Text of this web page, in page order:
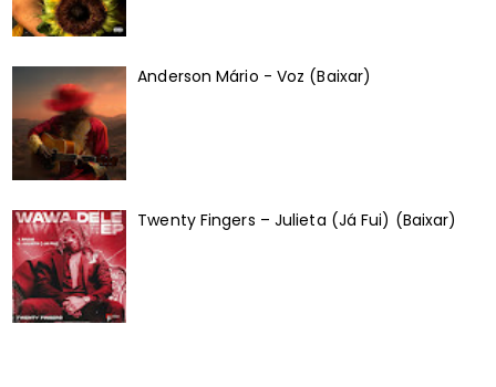
Anderson Mário - Voz (Baixar)
Twenty Fingers – Julieta (Já Fui) (Baixar)